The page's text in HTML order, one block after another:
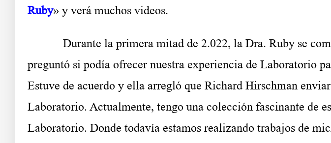
Ruby» y verá muchos videos.
Durante la primera mitad de 2.022, la Dra. Ruby se
preguntó si podía ofrecer nuestra experiencia de Laboratorio
Estuve de acuerdo y ella arregló que Richard Hirschman
Laboratorio. Actualmente, tengo una colección fascinante de
Laboratorio. Donde todavía estamos realizando trabajos de